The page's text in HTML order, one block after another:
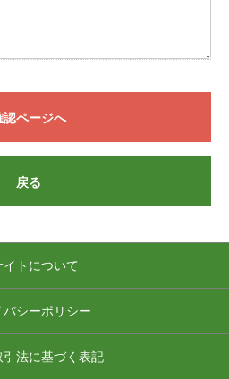
認ページへ
戻る
イトについて
バシーポリシー
引法に基づく表記